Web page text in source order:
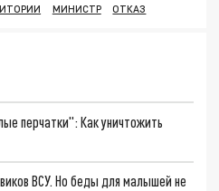
МИНИСТР ОТКАЗ
перчатки": Как уничтожить
ВСУ. Но беды для малышей не